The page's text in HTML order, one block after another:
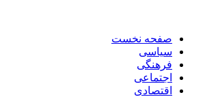
صفحه نخست
سیاسی
فرهنگی
اجتماعی
اقتصادی